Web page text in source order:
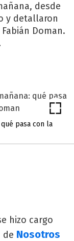
desde
y detallaron
Doman.
pasa con la
hizo cargo
de Nosotros